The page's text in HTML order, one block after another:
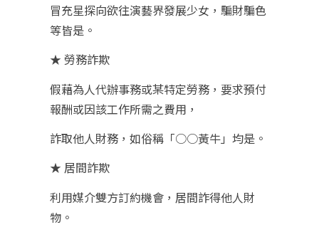
冒充星探向欲往演藝界發展少女，騙財騙色
等皆是。
★ 勞務詐欺
假藉為人代辦事務或某特定勞務，要求預付
報酬或因該工作所需之費用，
詐取他人財務，如俗稱「○○黃牛」均是。
★ 居間詐欺
利用媒介雙方訂約機會，居間詐得他人財
物。